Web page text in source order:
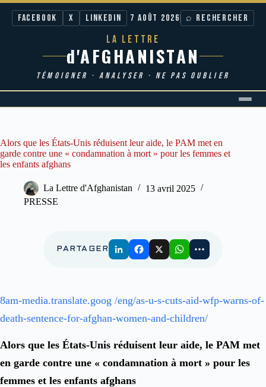
Facebook X LinkedIn 7 AOÛT 2026 ⌕ RECHERCHER
LA LETTRE
d'AFGHANISTAN
TÉMOIGNER · ANALYSER · NE PAS OUBLIER
Alors que les États-Unis réduisent leur aide, le PAM met en
garde contre une « condamnation à mort » pour les femmes et
les enfants afghans
La Lettre d'Afghanistan
13 avril 2025
PRESSE
PARTAGER
8am-media.translate.goog /eng/as-u-s-cuts-aid-wfp-warns-of-
death-sentence-for-afghan-women-and-children/
Alors que les États-Unis réduisent leur aide, le PAM met
en garde contre une « condamnation à mort » pour les
femmes et les enfants afghans